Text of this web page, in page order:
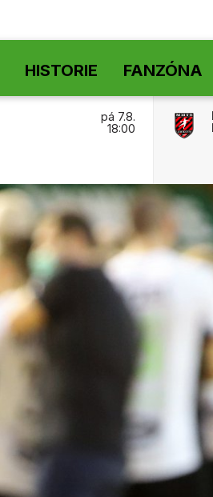
HISTORIE FANZÓNA
pá 7.8.
18:00